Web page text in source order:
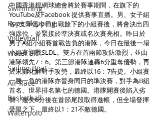
Swimming
Rope Skipping
Volleyball
Water Ski
Sailing Boat
Air Race
Basketball
Waterpolo
中國香港棍網球總會將於賽事期間，在旗下的
YouTube及Facebook 提供賽事直播。男、女子組
各7支隊伍今日出戰餘下的小組賽後，將會決出四
強席位，並緊接於準決賽或名次賽亮相。昨日於
男子A組小組賽首戰告負的港隊，今日在最後一場
小組賽迎戰SLDL。雙方在首兩節攻防激烈，並由
港隊領先7：6。第三節港隊連轟6分重奪優勢，再
於末節化解對手攻勢，最終以16：7告捷。小組賽
一勝一負的港隊亦晉身同日的準決賽，對手為B組
首名、世界排名第七的德國。港隊開賽後陷入劣
勢，連失6分後在首節尾段取得進帳，但全場發揮
受限之下，最終以1：21不敵德國。